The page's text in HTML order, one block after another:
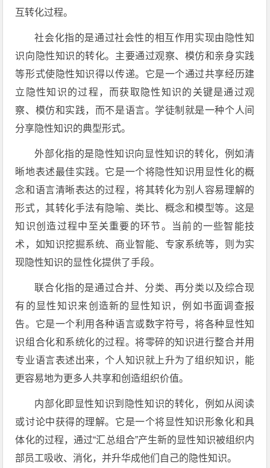
互转化过程。
社会化指的是通过社会性的相互作用实现由隐性知
识向隐性知识的转化。主要通过观察、模仿和亲身实践
等形式使隐性知识得以传递。它是一个通过共享经历建
立隐性知识的过程，而获取隐性知识的关键是通过观
察、模仿和实践，而不是语言。学徒制就是一种个人间
分享隐性知识的典型形式。
外部化指的是隐性知识向显性知识的转化，例如清
晰地表述最佳实践。它是一个将隐性知识用显性化的概
念和语言清晰表达的过程，将其转化为别人容易理解的
形式，其转化手法有隐喻、类比、概念和模型等。这是
知识创造过程中至关重要的环节。当前的一些智能技
术，如知识挖掘系统、商业智能、专家系统等，则为实
现隐性知识的显性化提供了手段。
联合化指的是通过合并、分类、再分类以及综合现
有的显性知识来创造新的显性知识，例如书面调查报
告。它是一个利用各种语言或数字符号，将各种显性知
识组合化和系统化的过程。将零碎的知识进行整合并用
专业语言表述出来，个人知识就上升为了组织知识，能
更容易地为更多人共享和创造组织价值。
内部化即显性知识到隐性知识的转化，例如从阅读
或讨论中获得的理解。它是一个将显性知识形象化和具
体化的过程，通过“汇总组合”产生新的显性知识被组织内
部员工吸收、消化，并升华成他们自己的隐性知识。